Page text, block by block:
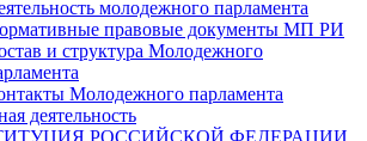
молодежного парламента
правовые документы МП РИ
и структура Молодежного
Молодежного парламента
деятельность
РОССИЙСКОЙ ФЕДЕРАЦИИ